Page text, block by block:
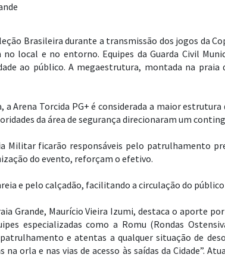
Brasileira durante a transmissão dos jogos da
local e no entorno. Equipes da Guarda Civil
ao público. A megaestrutura, montada na
Arena Torcida PG+ é considerada a maior
da área de segurança direcionaram um
Militar ficarão responsáveis pelo patrulhamento
do evento, reforçam o efetivo.
e pelo calçadão, facilitando a circulação do
Grande, Maurício Vieira Izumi, destaca o aporte
especializadas como a Romu (Rondas
e atentas a qualquer situação de
orla e nas vias de acesso às saídas da Cidade”.